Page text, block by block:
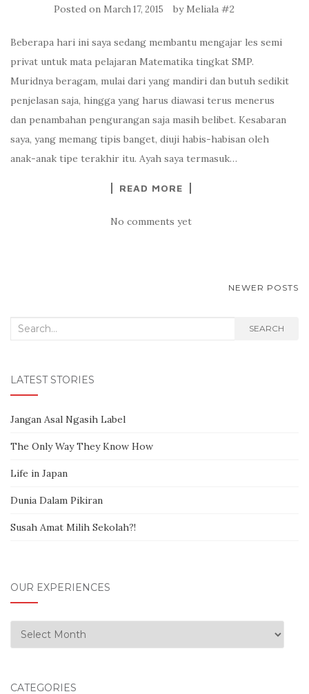
Posted on March 17, 2015 byMeliala #2
Beberapa hari ini saya sedang membantu mengajar les semi
privat untuk mata pelajaran Matematika tingkat SMP.
Muridnya beragam, mulai dari yang mandiri dan butuh sedikit
penjelasan saja, hingga yang harus diawasi terus menerus
dan penambahan pengurangan saja masih belibet. Kesabaran
saya, yang memang tipis banget, diuji habis-habisan oleh
anak-anak tipe terakhir itu. Ayah saya termasuk…
READ MORE
No comments yet
NEWER POSTS
Search for: SEARCH
LATEST STORIES
Jangan Asal Ngasih Label
The Only Way They Know How
Life in Japan
Dunia Dalam Pikiran
Susah Amat Milih Sekolah?!
OUR EXPERIENCES
Our Experiences
CATEGORIES